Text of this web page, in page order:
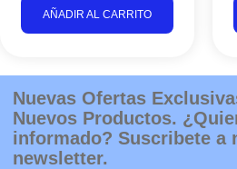
AÑADIR AL CARRITO
Nuevas Ofertas
Nuevos Productos.
informado? Suscribete a
newsletter.